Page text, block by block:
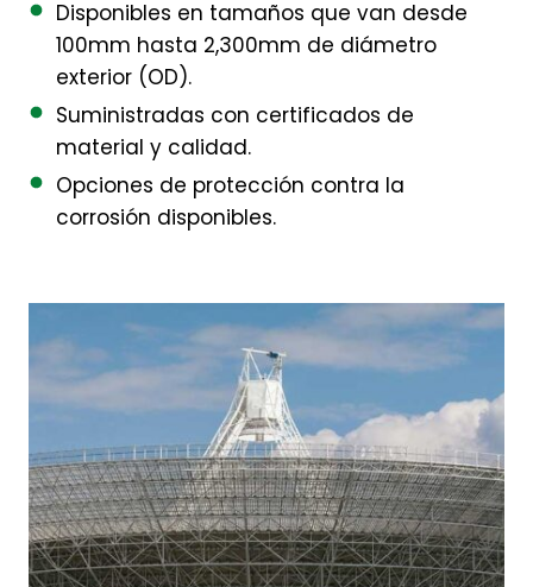
Disponibles en tamaños que van desde
100mm hasta 2,300mm de diámetro
exterior (OD).
Suministradas con certificados de
material y calidad.
Opciones de protección contra la
corrosión disponibles.